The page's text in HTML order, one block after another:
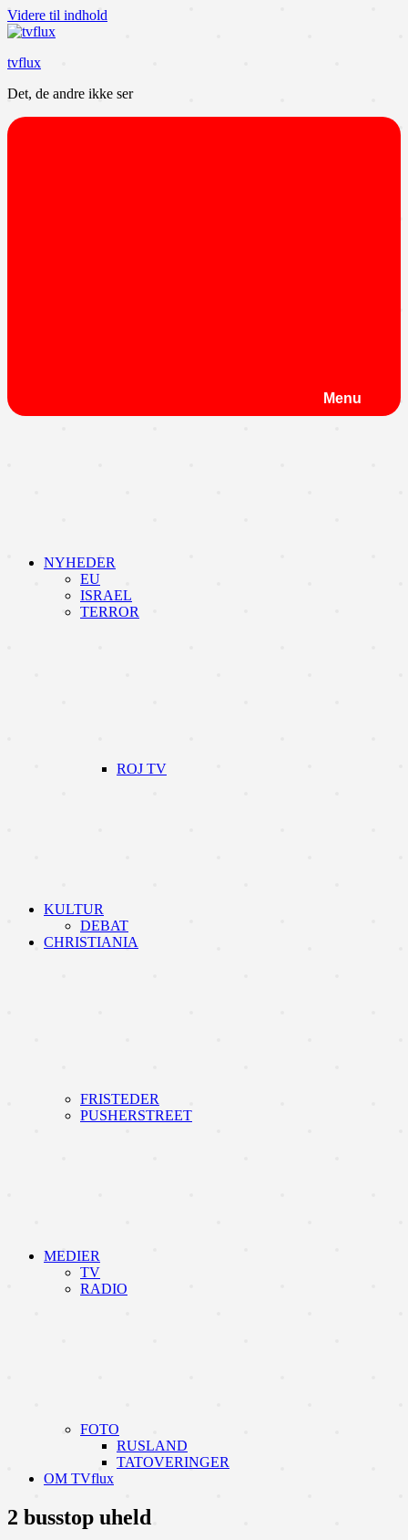
Videre til indhold
tvflux
Det, de andre ikke ser
Menu
NYHEDER
EU
ISRAEL
TERROR
ROJ TV
KULTUR
DEBAT
CHRISTIANIA
FRISTEDER
PUSHERSTREET
MEDIER
TV
RADIO
FOTO
RUSLAND
TATOVERINGER
OM TVflux
2 busstop uheld